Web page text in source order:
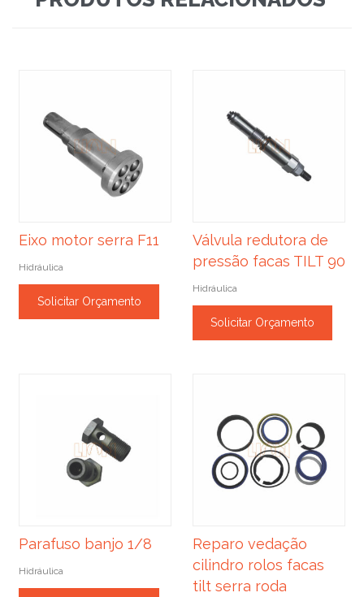
Eixo motor serra F11
Hidráulica
Solicitar Orçamento
Válvula redutora de
pressão facas TILT 90
Hidráulica
Solicitar Orçamento
Parafuso banjo 1/8
Hidráulica
Reparo vedação
cilindro rolos facas
tilt serra roda